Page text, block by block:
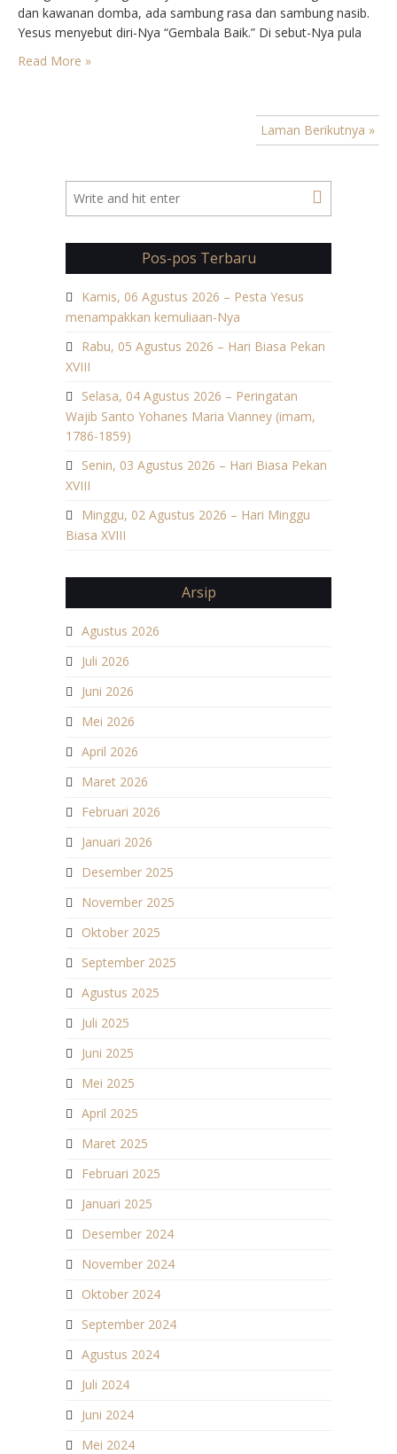
dan kawanan domba, ada sambung rasa dan sambung nasib.
Yesus menyebut diri-Nya “Gembala Baik.” Di sebut-Nya pula
pintu kandang, pintu masuk ke dalam keselamatan dan
kebahagiaan. Sebab, la datang agar semua orang,…
Read More »
Laman Berikutnya »
Pos-pos Terbaru
Kamis, 06 Agustus 2026 – Pesta Yesus
menampakkan kemuliaan-Nya
Rabu, 05 Agustus 2026 – Hari Biasa Pekan
XVIII
Selasa, 04 Agustus 2026 – Peringatan
Wajib Santo Yohanes Maria Vianney (imam,
1786-1859)
Senin, 03 Agustus 2026 – Hari Biasa Pekan
XVIII
Minggu, 02 Agustus 2026 – Hari Minggu
Biasa XVIII
Arsip
Agustus 2026
Juli 2026
Juni 2026
Mei 2026
April 2026
Maret 2026
Februari 2026
Januari 2026
Desember 2025
November 2025
Oktober 2025
September 2025
Agustus 2025
Juli 2025
Juni 2025
Mei 2025
April 2025
Maret 2025
Februari 2025
Januari 2025
Desember 2024
November 2024
Oktober 2024
September 2024
Agustus 2024
Juli 2024
Juni 2024
Mei 2024